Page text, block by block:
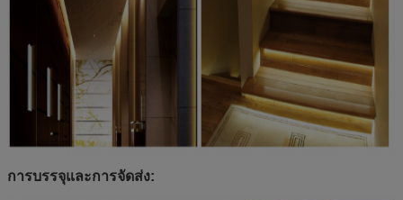
การบรรจุและการจัดส่ง: